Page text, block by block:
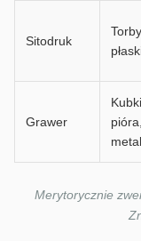
Sitodruk
Grawer
Merytorycznie